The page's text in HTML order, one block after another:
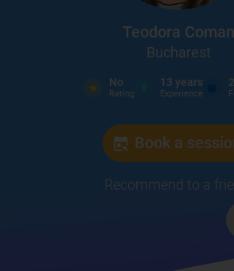
Teodora Coman
Bucharest
No
Rating
13 years
Experience
Book a
Recommend to a